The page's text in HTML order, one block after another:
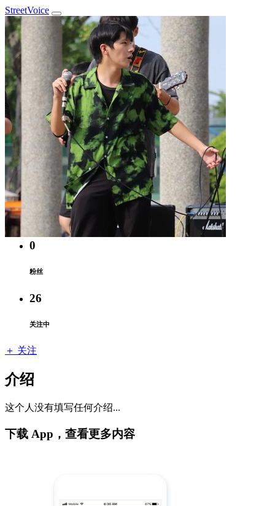
StreetVoice
shiny_wildflower_jt5
@shiny_wildflower_jt5
高雄市・于 2021 年 8 月 加入
0
粉丝
26
关注中
＋ 关注
介绍
这个人没有填写任何介绍...
下载 App，查看更多内容